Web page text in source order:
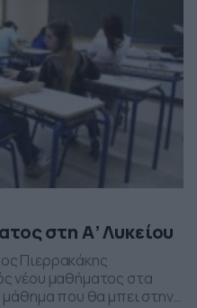
στη Α’ Λυκείου
Πιερρακάκης
νέου μαθήματος στα
μάθημα που θα μπει στην